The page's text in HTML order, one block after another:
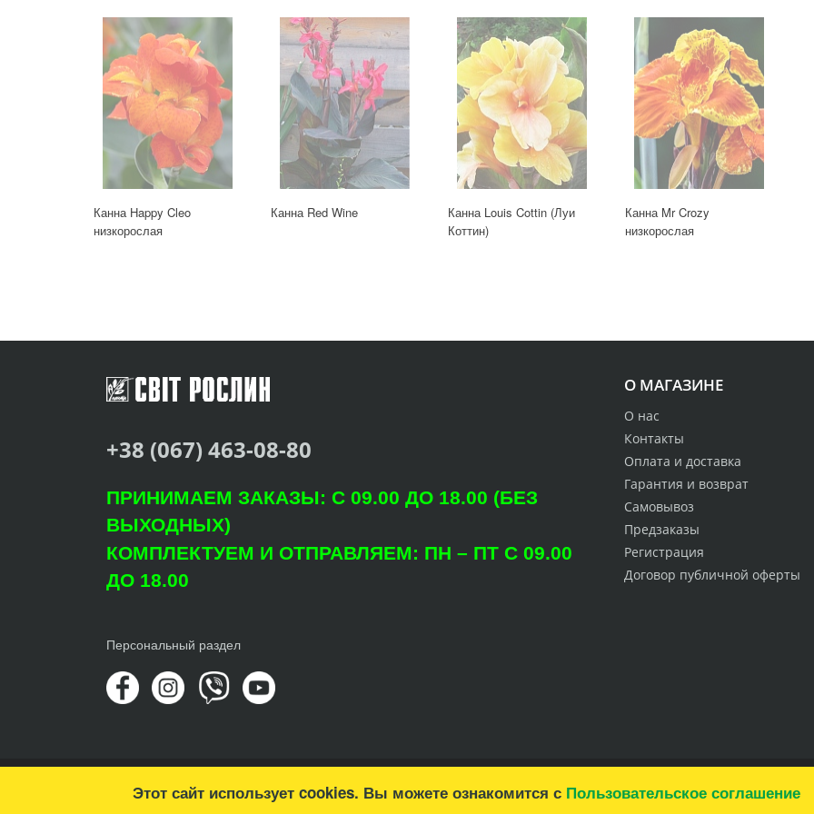
Канна Happy Cleo
низкорослая
Канна Red Wine
Канна Louis Cottin (Луи
Коттин)
Канна Mr Crozy
низкорослая
О МАГАЗИНЕ
О нас
Контакты
Оплата и доставка
Гарантия и возврат
Самовывоз
Предзаказы
Регистрация
Договор публичной оферты
+38 (067) 463-08-80
ПРИНИМАЕМ ЗАКАЗЫ: С 09.00 ДО 18.00 (БЕЗ
ВЫХОДНЫХ)
КОМПЛЕКТУЕМ И ОТПРАВЛЯЕМ: ПН – ПТ С 09.00
ДО 18.00
Персональный раздел
© Copyright 2022 Агроцентр "Світ Рослин"
Этот сайт использует cookies. Вы можете ознакомится с Пользовательское соглашение